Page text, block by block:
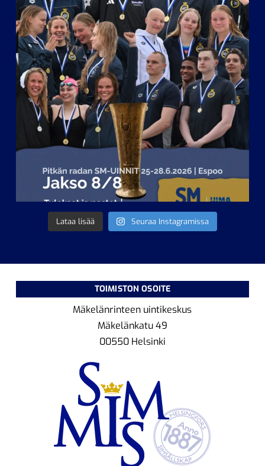
Lataa lisää Seuraa Instagramissa
TOIMISTON OSOITE
Mäkelänrinteen uintikeskus
Mäkelänkatu 49
00550 Helsinki